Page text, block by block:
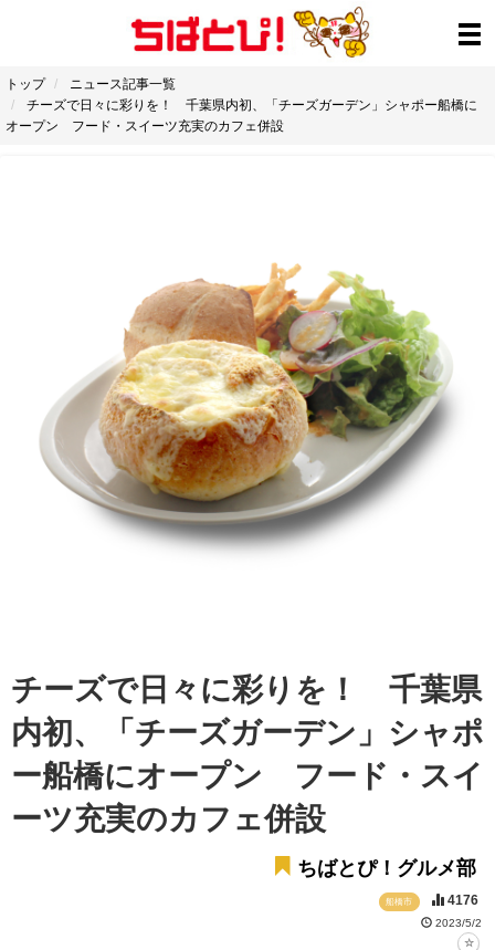
トップ
ニュース記事一覧
チーズで日々に彩りを！ 千葉県内初、「チーズガーデン」シャポー船橋に
オープン フード・スイーツ充実のカフェ併設
チーズで日々に彩りを！ 千葉県
内初、「チーズガーデン」シャポ
ー船橋にオープン フード・スイ
ーツ充実のカフェ併設
ちばとぴ！グルメ部
船橋市 4176
2023/5/2